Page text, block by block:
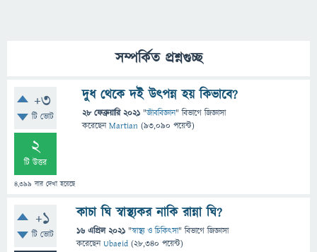
সম্পর্কিত প্রশ্নগুচ্ছ
+3
টি ভোট
2
টি উত্তর
4,399 বার দেখা হয়েছে
দুধ থেকে দই উৎপন্ন হয় কিভাবে?
28 ফেব্রুয়ারি 2021 "জীববিজ্ঞান" বিভাগে জিজ্ঞাসা
করেছেনMartian (93,090 পয়েন্ট)
+1
টি ভোট
কাচা ঘি স্বাস্থ্যকর নাকি রান্না ঘি?
16 এপ্রিল 2021 "স্বাস্থ্য ও চিকিৎসা" বিভাগে জিজ্ঞাসা
করেছেনUbaeid (28,340 পয়েন্ট)